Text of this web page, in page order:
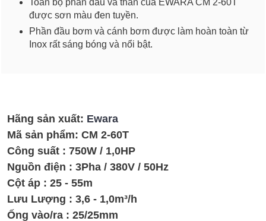
Toàn bộ phần đầu và thân của EWARA CM 2-60T
được sơn màu đen tuyền.
Phần đầu bơm và cánh bơm được làm hoàn toàn từ
Inox rất sáng bóng và nổi bật.
Hãng sản xuất: Ewara
Mã sản phẩm: CM 2-60T
Công suất : 750W / 1,0HP
Nguồn điện : 3Pha / 380V / 50Hz
Cột áp : 25 - 55m
Lưu Lượng : 3,6 - 1,0m³/h
Ống vào/ra : 25/25mm